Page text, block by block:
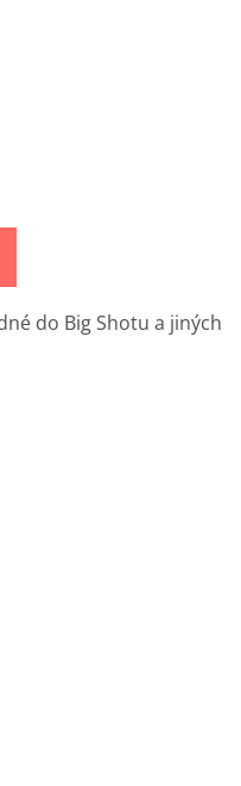
do Big Shotu a jiných